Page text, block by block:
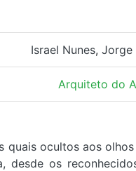
Israel Nunes, Jorge
Arquiteto do
ocultos aos
desde os